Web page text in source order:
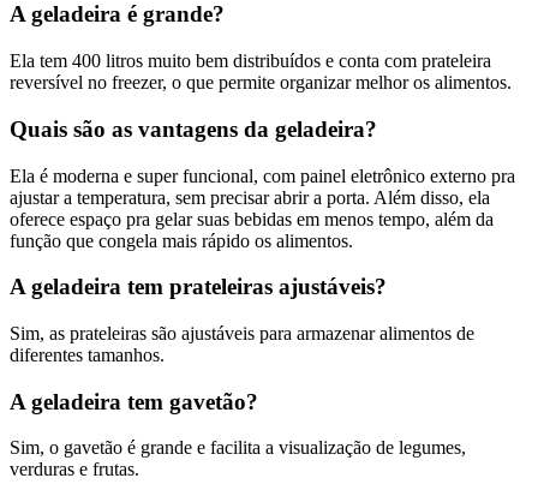
A geladeira é grande?
Ela tem 400 litros muito bem distribuídos e conta com prateleira
reversível no freezer, o que permite organizar melhor os alimentos.
Quais são as vantagens da geladeira?
Ela é moderna e super funcional, com painel eletrônico externo pra
ajustar a temperatura, sem precisar abrir a porta. Além disso, ela
oferece espaço pra gelar suas bebidas em menos tempo, além da
função que congela mais rápido os alimentos.
A geladeira tem prateleiras ajustáveis?
Sim, as prateleiras são ajustáveis para armazenar alimentos de
diferentes tamanhos.
A geladeira tem gavetão?
Sim, o gavetão é grande e facilita a visualização de legumes,
verduras e frutas.